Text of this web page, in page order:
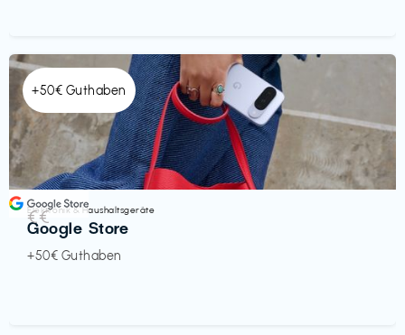
+50€ Guthaben
Elektronik & Haushaltsgeräte
Google Store
+50€ Guthaben
€€‎